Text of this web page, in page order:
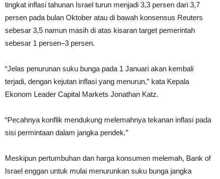
tingkat inflasi tahunan Israel turun menjadi 3,3 persen dari 3,7
persen pada bulan Oktober atau di bawah konsensus Reuters
sebesar 3,5 namun masih di atas kisaran target pemerintah
sebesar 1 persen–3 persen.
“Jelas penurunan suku bunga pada 1 Januari akan kembali
terjadi, dengan kejutan inflasi yang menurun,” kata Kepala
Ekonom Leader Capital Markets Jonathan Katz.
“Pecahnya konflik mendukung melemahnya tekanan inflasi pada
sisi permintaan dalam jangka pendek.”
Meskipun pertumbuhan dan harga konsumen melemah, Bank of
Israel enggan untuk mulai menurunkan suku bunga jangka